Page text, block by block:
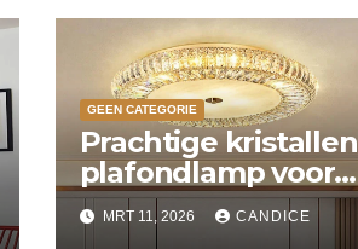
GEEN CATEGORIE
Prachtige kristallen
plafondlamp voor
slaapkamer
MRT 11, 2026 CANDICE